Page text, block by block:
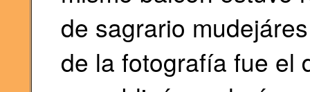
de sagrario
de la fotografía fue el